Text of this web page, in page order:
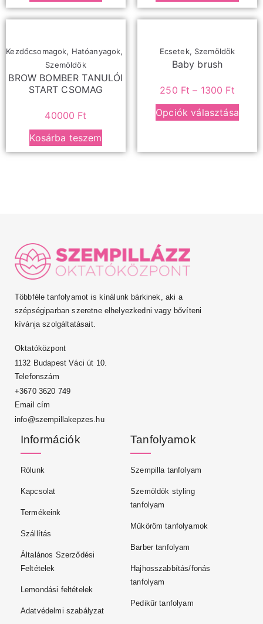
Kezdőcsomagok, Hatóanyagok,
Szemöldök
BROW BOMBER TANULÓI
START CSOMAG
40000 Ft
Kosárba teszem
Ecsetek, Szemöldök
Baby brush
250 Ft – 1300 Ft
Opciók választása
Többféle tanfolyamot is kínálunk bárkinek, aki a
szépségiparban szeretne elhelyezkedni vagy bővíteni
kívánja szolgáltatásait.
Oktatóközpont
1132 Budapest Váci út 10.
Telefonszám
+3670 3620 749
Email cím
info@szempillakepzes.hu
Információk
Rólunk
Kapcsolat
Termékeink
Szállítás
Általános Szerződési
Feltételek
Lemondási feltételek
Adatvédelmi szabályzat
Tanfolyamok
Szempilla tanfolyam
Szemöldök styling
tanfolyam
Műköröm tanfolyamok
Barber tanfolyam
Hajhosszabbítás/fonás
tanfolyam
Pedikűr tanfolyam